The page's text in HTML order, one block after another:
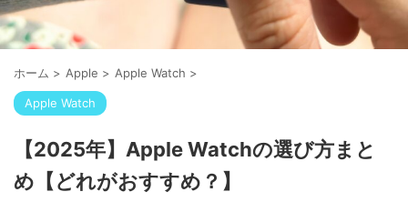
ホーム > Apple > Apple Watch >
Apple Watch
【2025年】Apple Watchの選び方まと
め【どれがおすすめ？】